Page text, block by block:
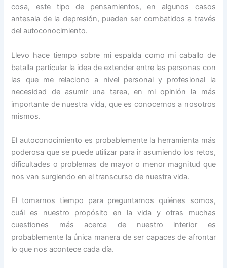
cosa, este tipo de pensamientos, en algunos casos
antesala de la depresión, pueden ser combatidos a través
del autoconocimiento.
Llevo hace tiempo sobre mi espalda como mi caballo de
batalla particular la idea de extender entre las personas con
las que me relaciono a nivel personal y profesional la
necesidad de asumir una tarea, en mi opinión la más
importante de nuestra vida, que es conocernos a nosotros
mismos.
El autoconocimiento es probablemente la herramienta más
poderosa que se puede utilizar para ir asumiendo los retos,
dificultades o problemas de mayor o menor magnitud que
nos van surgiendo en el transcurso de nuestra vida.
El tomarnos tiempo para preguntarnos quiénes somos,
cuál es nuestro propósito en la vida y otras muchas
cuestiones más acerca de nuestro interior es
probablemente la única manera de ser capaces de afrontar
lo que nos acontece cada día.